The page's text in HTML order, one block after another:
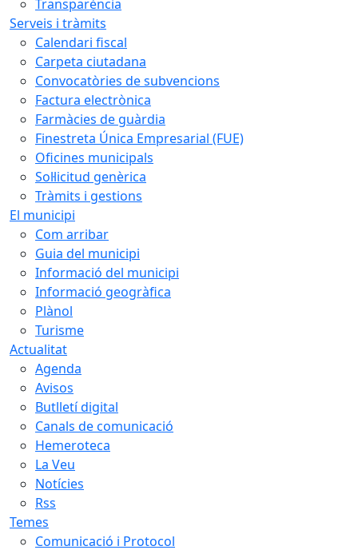
Transparència
Serveis i tràmits
Calendari fiscal
Carpeta ciutadana
Convocatòries de subvencions
Factura electrònica
Farmàcies de guàrdia
Finestreta Única Empresarial (FUE)
Oficines municipals
Sol·licitud genèrica
Tràmits i gestions
El municipi
Com arribar
Guia del municipi
Informació del municipi
Informació geogràfica
Plànol
Turisme
Actualitat
Agenda
Avisos
Butlletí digital
Canals de comunicació
Hemeroteca
La Veu
Notícies
Rss
Temes
Comunicació i Protocol